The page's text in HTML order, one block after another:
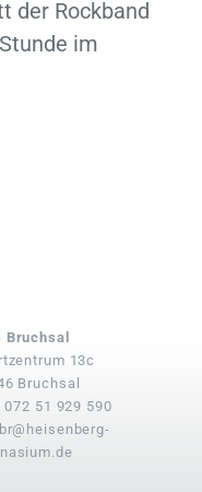
der Rockband
im
Bruchsal
13c
Bruchsal
072 51 929 590